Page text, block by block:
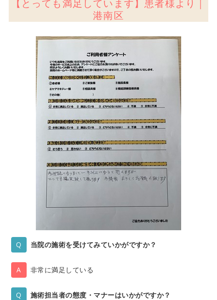
【とっても満足しています】患者様より｜
港南区
当院の施術を受けてみていかがですか？
非常に満足している
施術担当者の態度・マナーはいかがですか？